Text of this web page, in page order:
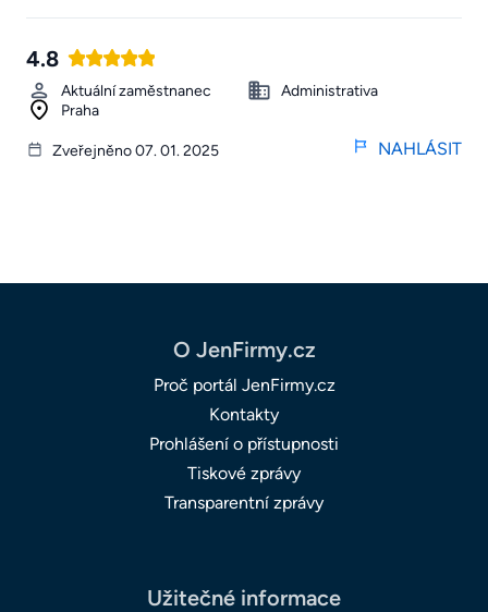
4.8
Aktuální zaměstnanec
Administrativa
Praha
Zveřejněno 07. 01. 2025 NAHLÁSIT
O JenFirmy.cz
Proč portál JenFirmy.cz
Kontakty
Prohlášení o přístupnosti
Tiskové zprávy
Transparentní zprávy
Užitečné informace